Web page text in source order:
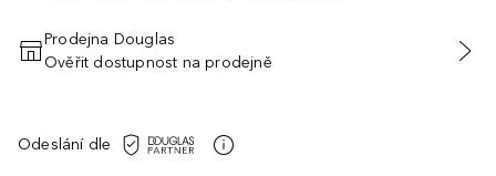
PŘIDAT DO KOŠÍKU
Prodejna Douglas
Ověřit dostupnost na prodejně
Odeslání dle